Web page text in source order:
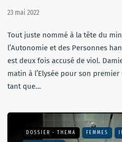
23 mai 2022
Tout juste nommé à la tête du
l’Autonomie et des Personnes
est deux fois accusé de viol.
matin à l’Elysée pour son
tant que…
DOSSIER - THEMA FEMMES